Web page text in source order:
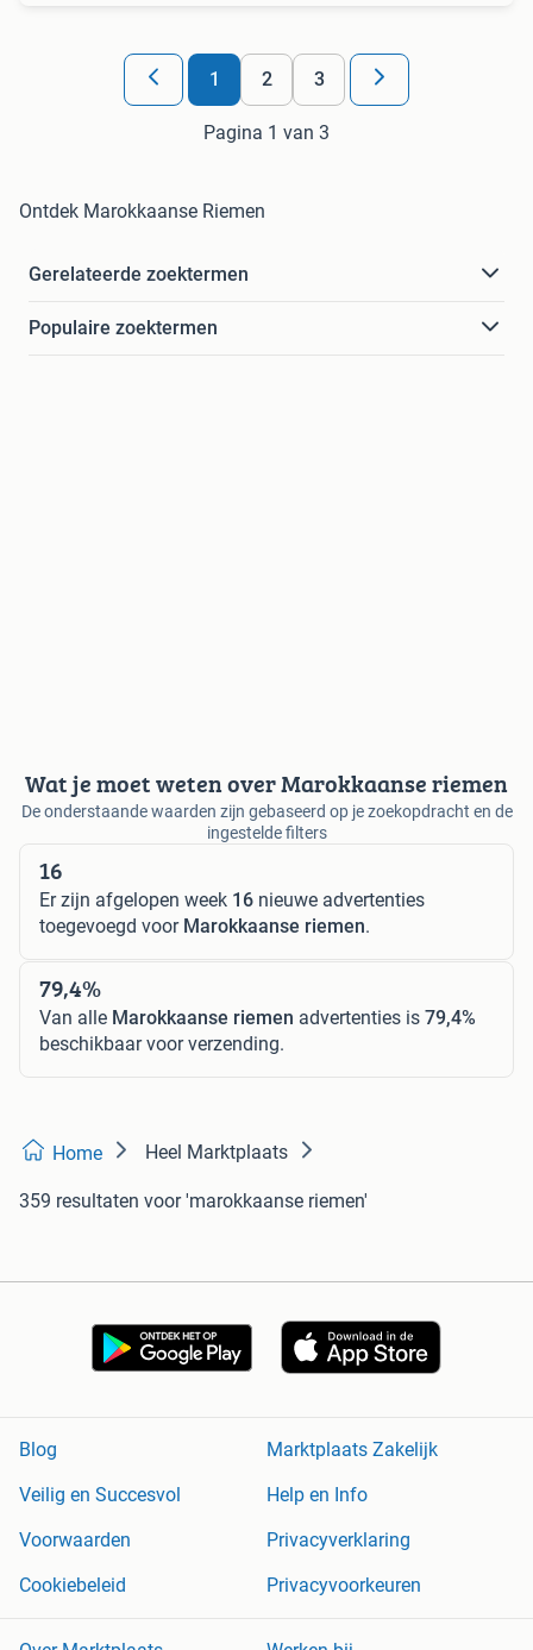
1 2 3
Pagina 1 van 3
Ontdek Marokkaanse Riemen
Gerelateerde zoektermen
Populaire zoektermen
Wat je moet weten over Marokkaanse riemen
De onderstaande waarden zijn gebaseerd op je zoekopdracht en de
ingestelde filters
16
Er zijn afgelopen week 16 nieuwe advertenties
toegevoegd voor Marokkaanse riemen.
79,4%
Van alle Marokkaanse riemen advertenties is 79,4%
beschikbaar voor verzending.
Home Heel Marktplaats
359 resultaten voor 'marokkaanse riemen'
Blog
Marktplaats Zakelijk
Veilig en Succesvol
Help en Info
Voorwaarden
Privacyverklaring
Cookiebeleid
Privacyvoorkeuren